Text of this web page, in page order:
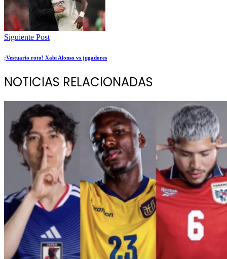
Siguiente Post
¡Vestuario roto! Xabi Alonso vs jugadores
NOTICIAS RELACIONADAS